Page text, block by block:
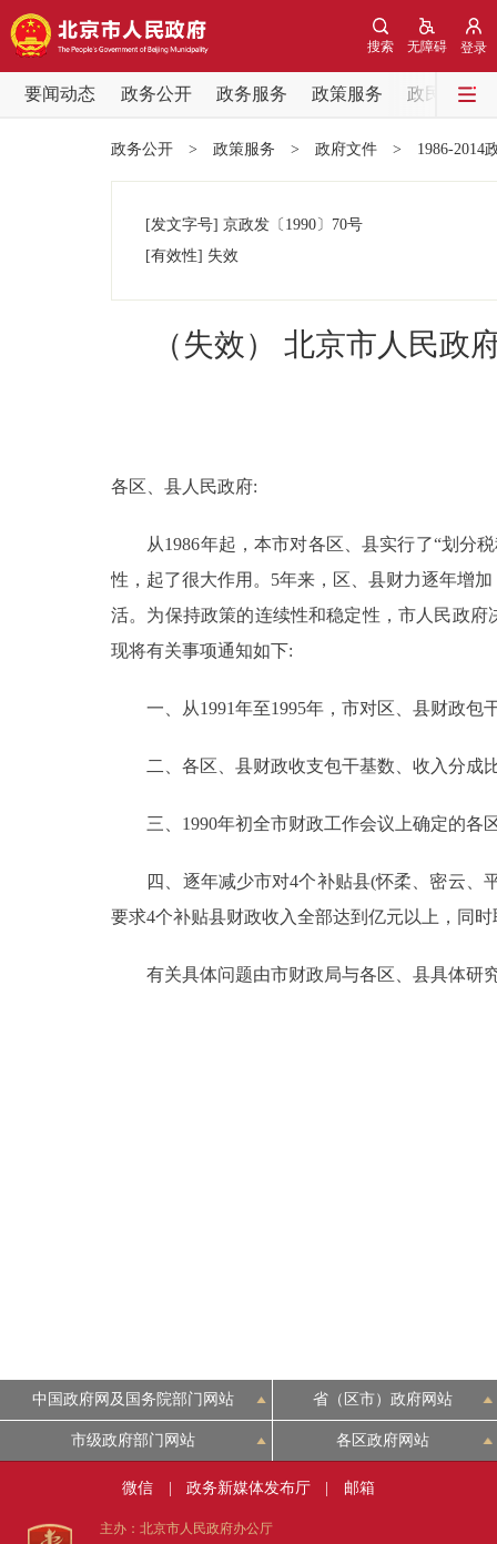
登录
无障碍
搜索
要闻动态 政务公开 政务服务 政策服务
政民互动
党中央精神
政策兑现
决策公开
政务服务
12345网上接诉即办
参与调查
ESPAÑOL
ITALIANO
政务公开 > 政策服务 > 政府文件 > 1986-2014
[发文字号] 京政发 〔1990〕 70号
[有效性] 失效
（失效） 北京市人民政
各区、县人民政府:
从1986年起，本市对各区、县实行了“划分税
性，起了很大作用。5年来，区、县财力逐年增
活。为保持政策的连续性和稳定性，市人民政
现将有关事项通知如下:
一、从1991年至1995年，市对区、县财政包
二、各区、县财政收支包干基数、收入分成
三、1990年初全市财政工作会议上确定的各
四、逐年减少市对4个补贴县(怀柔、密云、平
要求4个补贴县财政收入全部达到亿元以上，同
有关具体问题由市财政局与各区、县具体研
中国政府网及国务院部门网站 省（区市）政府网站
市级政府部门网站 各区政府网站
微信 政务新媒体发布厅 邮箱
主办：北京市人民政府办公厅